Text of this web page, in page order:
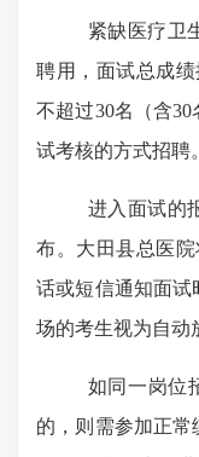
紧缺医疗卫
聘用，面试总成绩
不超过30名（含30
试考核的方式招聘。
进入面试的
布。大田县总医院
话或短信通知面试
场的考生视为自动
如同一岗位
的，则需参加正常